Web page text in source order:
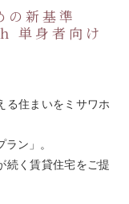
の新基準
身者向け
る住まいをミサワホ
ン」。
続く賃貸住宅をご提